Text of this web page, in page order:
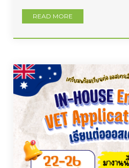
READ MORE